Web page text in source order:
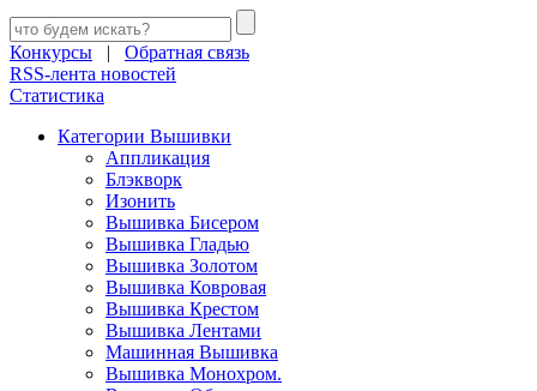
Конкурсы | Обратная связь
RSS-лента новостей
Статистика
Категории Вышивки
Аппликация
Блэкворк
Изонить
Вышивка Бисером
Вышивка Гладью
Вышивка Золотом
Вышивка Ковровая
Вышивка Крестом
Вышивка Лентами
Машинная Вышивка
Вышивка Монохром.